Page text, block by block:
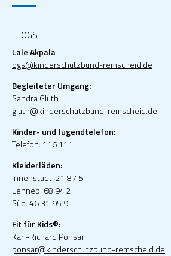
OGS
Lale Akpala
ogs@kinderschutzbund-remscheid.de
Begleiteter Umgang:
Sandra Gluth
gluth@kinderschutzbund-remscheid.de
Kinder- und Jugendtelefon:
Telefon: 116 111
Kleiderläden:
Innenstadt: 21 87 5
Lennep: 68 94 2
Süd: 46 31 95 9
Fit für Kids®:
Karl-Richard Ponsar
ponsar@kinderschutzbund-remscheid.de